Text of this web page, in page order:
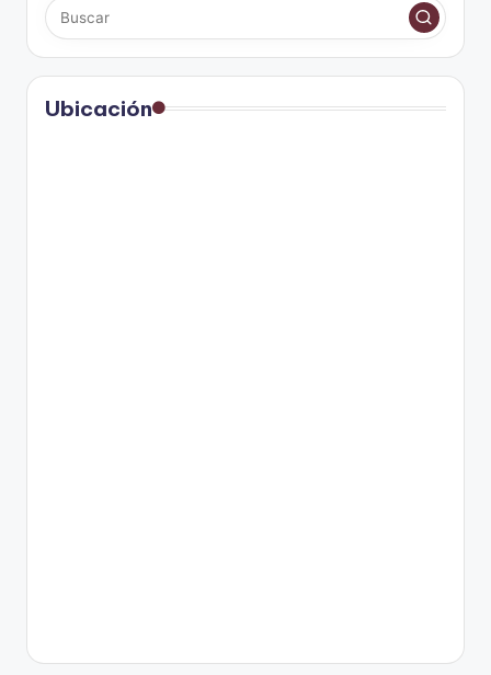
Ubicación